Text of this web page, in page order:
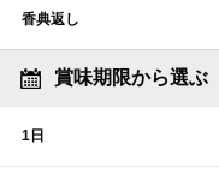
香典返し
賞味期限から選ぶ
1日